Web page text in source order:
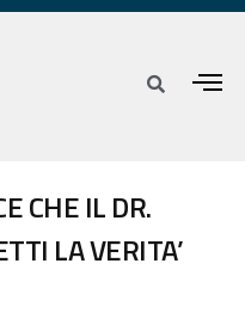
CHE IL DR.
LA VERITA’